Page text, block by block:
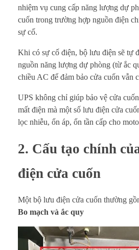
nhiệm vụ cung cấp năng lượng dự
cuốn trong trường hợp nguồn điện
sự cố.
Khi có sự cố điện, bộ lưu điện sẽ tự
nguồn năng lượng dự phòng (từ ắc
chiều AC để đảm bảo cửa cuốn vẫn
UPS không chỉ giúp bảo vệ cửa
mất điện mà một số lưu điện cửa
lọc nhiễu, ổn áp, ổn tần cấp cho
2. Cấu tạo chính
điện cửa cuốn
Một bộ lưu điện cửa cuốn thường
Bo mạch và ắc quy